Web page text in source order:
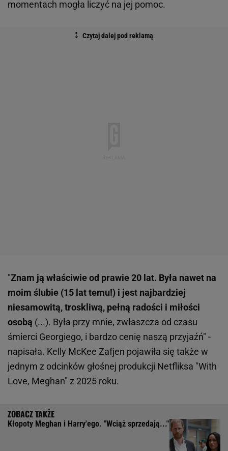
momentach mogła liczyć na jej pomoc.
"Znam ją właściwie od prawie 20 lat. Była nawet na
moim ślubie (15 lat temu!) i jest najbardziej
niesamowitą, troskliwą, pełną radości i miłości
osobą (...). Była przy mnie, zwłaszcza od czasu
śmierci Georgiego, i bardzo cenię naszą przyjaźń" -
napisała. Kelly McKee Zafjen pojawiła się także w
jednym z odcinków głośnej produkcji Netfliksa "With
Love, Meghan" z 2025 roku.
Kłopoty Meghan i Harry'ego. "Wciąż sprzedają..."